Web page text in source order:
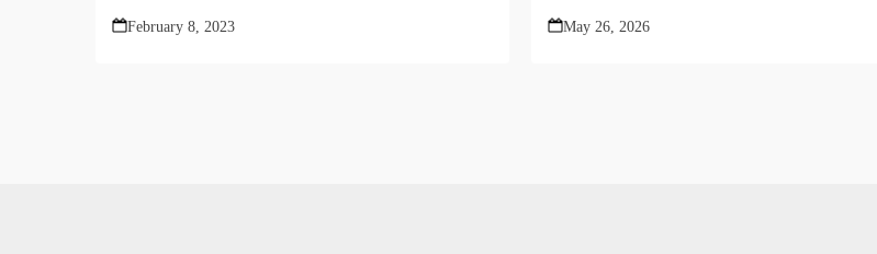
February 8, 2023 May 26, 2026